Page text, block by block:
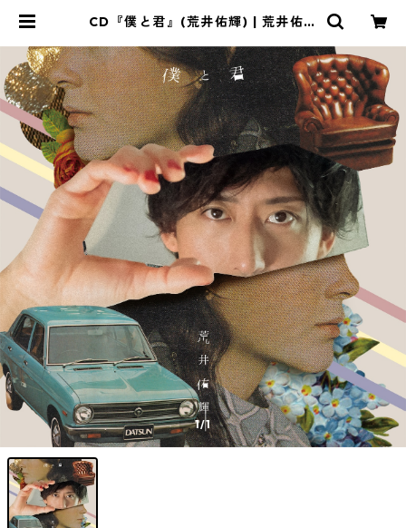
CD『僕と君』(荒井佑輝) | 荒井佑輝
1/1